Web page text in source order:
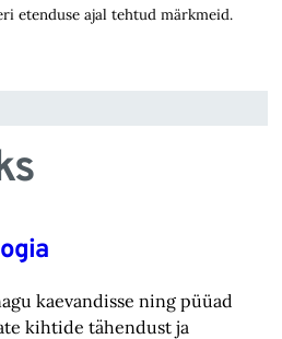
etenduse ajal tehtud märkmeid.
kaevandisse ning püüad
kihtide tähendust ja